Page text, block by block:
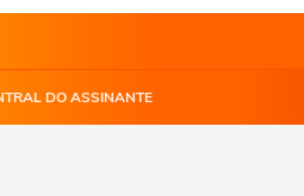
DO ASSINANTE